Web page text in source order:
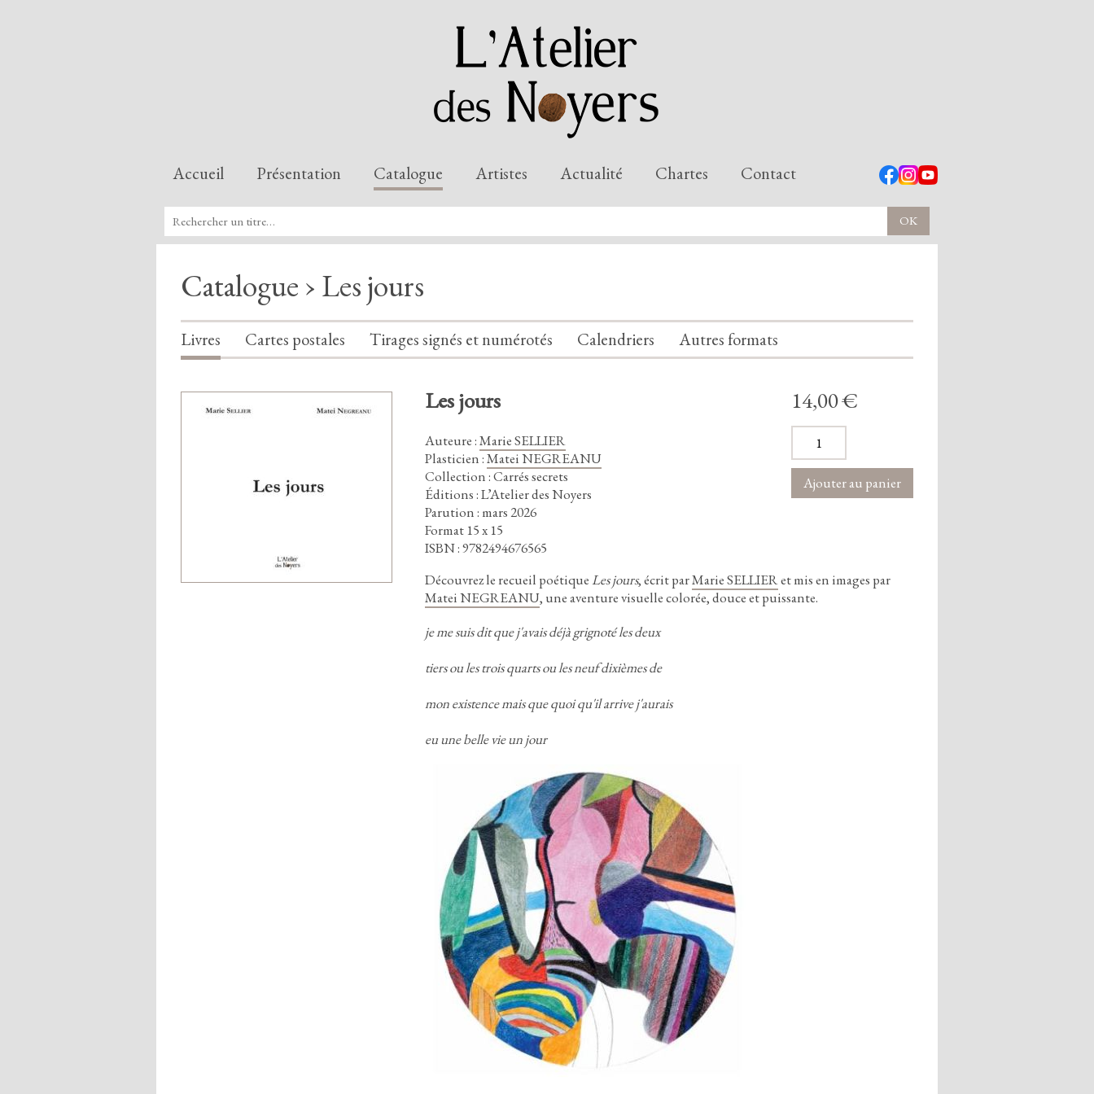
Accueil Présentation Catalogue Artistes Actualité Chartes Contact
Catalogue › Les jours
Livres Cartes postales Tirages signés et numérotés Calendriers Autres formats
14,00 €
Les jours
Auteure:Marie SELLIER
Plasticien:Matei NEGREANU
Collection : Carrés secrets
Éditions : L’Atelier des Noyers
Parution : mars 2026
Format 15 x 15
ISBN : 9782494676565
Découvrez le recueil poétiqueLes jours,écrit parMarie SELLIERet mis en images par
Matei NEGREANU, une aventure visuelle colorée,douce et puissante.
je me suis dit que j'avais déjà grignoté les deux
tiers ou les trois quarts ou les neuf dixièmes de
mon existence mais que quoi qu'il arrive j'aurais
eu une belle vie un jour